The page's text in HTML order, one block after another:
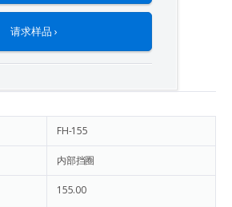
请求样品 ›
FH-155
内部挡圈
155.00